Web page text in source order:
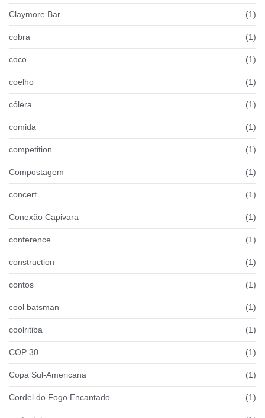
Claymore Bar (1)
cobra (1)
coco (1)
coelho (1)
cólera (1)
comida (1)
competition (1)
Compostagem (1)
concert (1)
Conexão Capivara (1)
conference (1)
construction (1)
contos (1)
cool batsman (1)
coolritiba (1)
COP 30 (1)
Copa Sul-Americana (1)
Cordel do Fogo Encantado (1)